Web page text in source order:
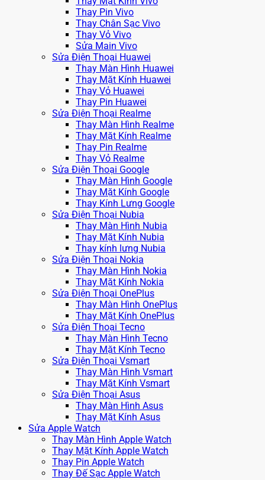
Thay Pin Vivo
Thay Chân Sạc Vivo
Thay Vỏ Vivo
Sửa Main Vivo
Sửa Điện Thoại Huawei
Thay Màn Hình Huawei
Thay Mặt Kính Huawei
Thay Vỏ Huawei
Thay Pin Huawei
Sửa Điện Thoại Realme
Thay Màn Hình Realme
Thay Mặt Kính Realme
Thay Pin Realme
Thay Vỏ Realme
Sửa Điện Thoại Google
Thay Màn Hình Google
Thay Mặt Kính Google
Thay Kính Lưng Google
Sửa Điện Thoại Nubia
Thay Màn Hình Nubia
Thay Mặt Kính Nubia
Thay kính lưng Nubia
Sửa Điện Thoại Nokia
Thay Màn Hình Nokia
Thay Mặt Kính Nokia
Sửa Điện Thoại OnePlus
Thay Màn Hình OnePlus
Thay Mặt Kính OnePlus
Sửa Điện Thoại Tecno
Thay Màn Hình Tecno
Thay Mặt Kính Tecno
Sửa Điện Thoại Vsmart
Thay Màn Hình Vsmart
Thay Mặt Kính Vsmart
Sửa Điện Thoại Asus
Thay Màn Hình Asus
Thay Mặt Kính Asus
Sửa Apple Watch
Thay Màn Hình Apple Watch
Thay Mặt Kính Apple Watch
Thay Pin Apple Watch
Thay Đế Sạc Apple Watch